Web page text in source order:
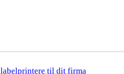
til dit firma